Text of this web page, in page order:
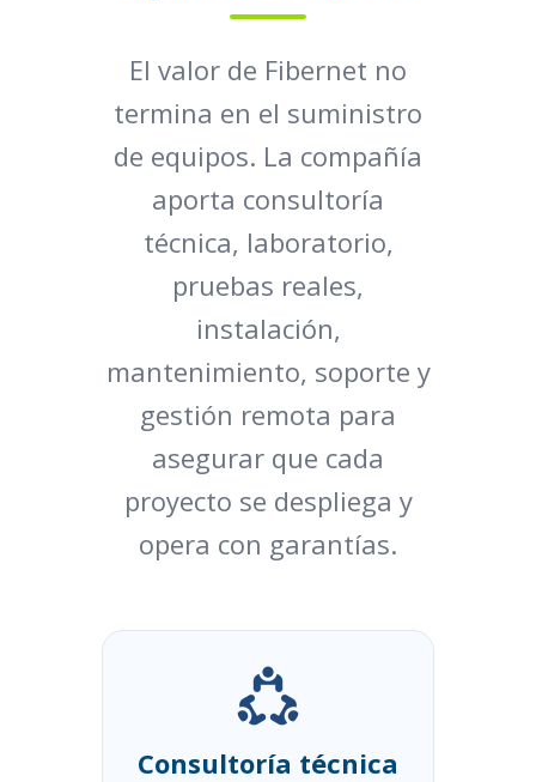
El valor de Fibernet no
termina en el suministro
de equipos. La compañía
aporta consultoría
técnica, laboratorio,
pruebas reales,
instalación,
mantenimiento, soporte y
gestión remota para
asegurar que cada
proyecto se despliega y
opera con garantías.
Consultoría técnica